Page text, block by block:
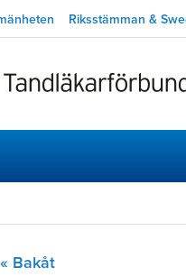
Riksstämman &
« Bakåt